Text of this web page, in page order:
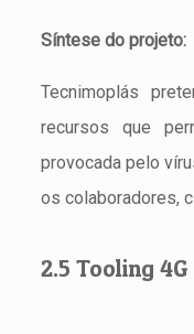
Síntese do projeto:
Tecnimoplás
recursos que
provocada pelo
os colaboradores,
2.5 Tooling 4G